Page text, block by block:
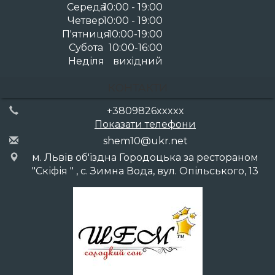
Середа10:00 - 19:00
Четвер10:00 - 19:00
П'ятниця10:00-19:00
Субота 10:00-16:00
Неділя
вихідний
+3809826xxxxx
Показати телефони
shem10@ukr.net
м. Львів об'їздна Городоцька за рестораном
"Скіфія " , с. Зимна Вода, вул. Опільського, 13